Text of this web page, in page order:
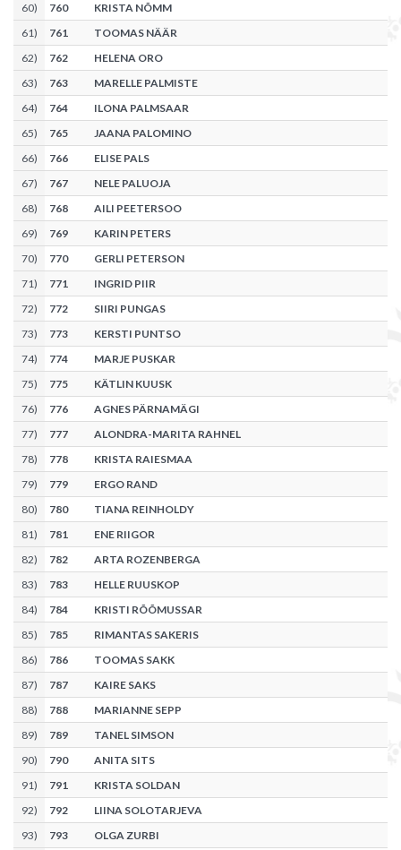
60) 760
KRISTA NÕMM
61) 761
TOOMAS NÄÄR
62) 762
HELENA ORO
63) 763
MARELLE PALMISTE
64) 764
ILONA PALMSAAR
65) 765
JAANA PALOMINO
66) 766
ELISE PALS
67) 767
NELE PALUOJA
68) 768
AILI PEETERSOO
69) 769
KARIN PETERS
70) 770
GERLI PETERSON
71) 771
INGRID PIIR
72) 772
SIIRI PUNGAS
73) 773
KERSTI PUNTSO
74) 774
MARJE PUSKAR
75) 775
KÄTLIN KUUSK
76) 776
AGNES PÄRNAMÄGI
77) 777
ALONDRA-MARITA RAHNEL
78) 778
KRISTA RAIESMAA
79) 779
ERGO RAND
80) 780
TIANA REINHOLDY
81) 781
ENE RIIGOR
82) 782
ARTA ROZENBERGA
83) 783
HELLE RUUSKOP
84) 784
KRISTI RÕÕMUSSAR
85) 785
RIMANTAS SAKERIS
86) 786
TOOMAS SAKK
87) 787
KAIRE SAKS
88) 788
MARIANNE SEPP
89) 789
TANEL SIMSON
90) 790
ANITA SITS
91) 791
KRISTA SOLDAN
92) 792
LIINA SOLOTARJEVA
93) 793 OLGA ZURBI